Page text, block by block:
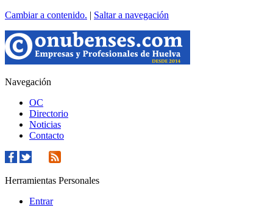
Cambiar a contenido. | Saltar a navegación
Navegación
OC
Directorio
Noticias
Contacto
Herramientas Personales
Entrar